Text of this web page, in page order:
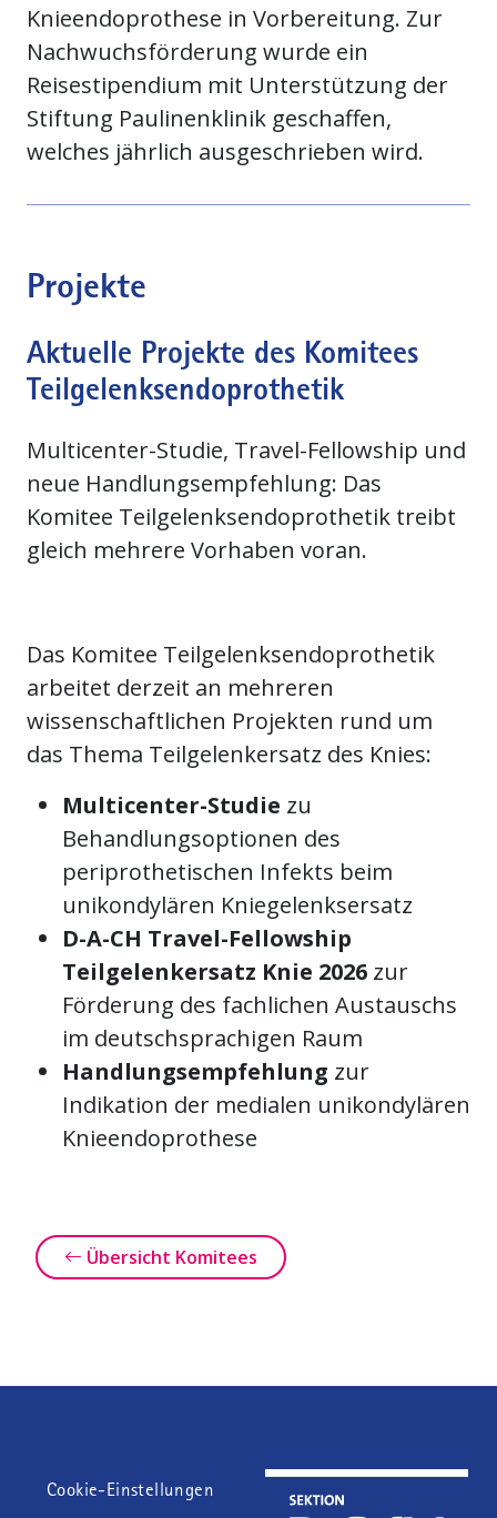
Knieendoprothese in Vorbereitung. Zur
Nachwuchsförderung wurde ein
Reisestipendium mit Unterstützung der
Stiftung Paulinenklinik geschaffen,
welches jährlich ausgeschrieben wird.
Projekte
Aktuelle Projekte des Komitees
Teilgelenksendoprothetik
Multicenter-Studie, Travel-Fellowship und
neue Handlungsempfehlung: Das
Komitee Teilgelenksendoprothetik treibt
gleich mehrere Vorhaben voran.
Das Komitee Teilgelenksendoprothetik
arbeitet derzeit an mehreren
wissenschaftlichen Projekten rund um
das Thema Teilgelenkersatz des Knies:
Multicenter-Studie zu
Behandlungsoptionen des
periprothetischen Infekts beim
unikondylären Kniegelenksersatz
D-A-CH Travel-Fellowship
Teilgelenkersatz Knie 2026 zur
Förderung des fachlichen Austauschs
im deutschsprachigen Raum
Handlungsempfehlung zur
Indikation der medialen unikondylären
Knieendoprothese
Übersicht Komitees
Fußzeile
Cookie-Einstellungen